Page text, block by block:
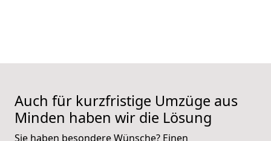
Auch für kurzfristige Umzüge aus
Minden haben wir die Lösung
Sie haben besondere Wünsche? Einen